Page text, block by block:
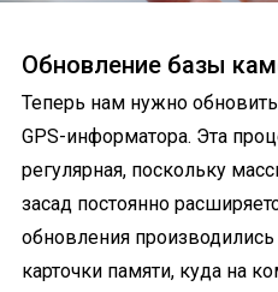
Обновление базы
Теперь нам нужно
GPS-информатора. Эта
регулярная, поскольку
засад постоянно
обновления
карточки памяти, куда на